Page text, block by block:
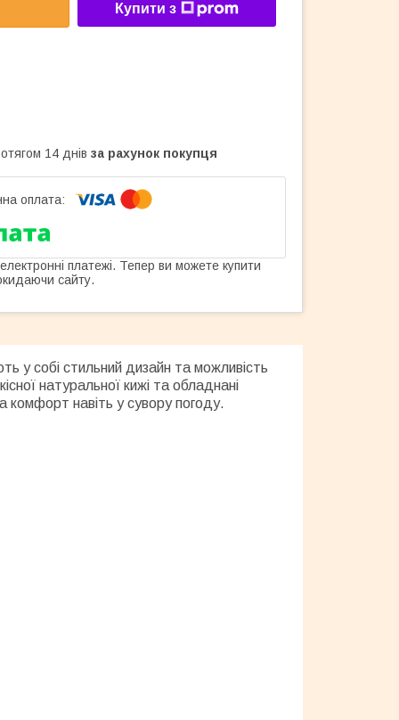
Купити з
14 днів за рахунок покупця
платежі. Тепер ви можете купити
сайту.
у собі стильний дизайн та можливість
натуральної кижі та обладнані
навіть у сувору погоду.